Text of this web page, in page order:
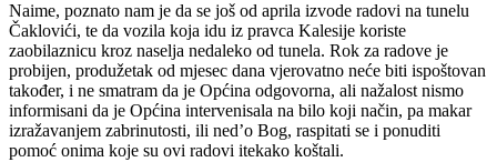
Naime, poznato nam je da se još od aprila izvode radovi na tunelu
Čaklovići, te da vozila koja idu iz pravca Kalesije koriste
zaobilaznicu kroz naselja nedaleko od tunela. Rok za radove je
probijen, produžetak od mjesec dana vjerovatno neće biti ispoštovan
također, i ne smatram da je Općina odgovorna, ali nažalost nismo
informisani da je Općina intervenisala na bilo koji način, pa makar
izražavanjem zabrinutosti, ili ned’o Bog, raspitati se i ponuditi
pomoć onima koje su ovi radovi itekako koštali.